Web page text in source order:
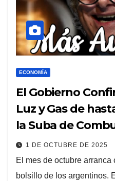
ECONOMÍA
El Gobierno
Luz y Gas de
la Suba de
1 DE OCTUBRE DE 2025
El mes de octubre arranca
bolsillo de los argentinos.